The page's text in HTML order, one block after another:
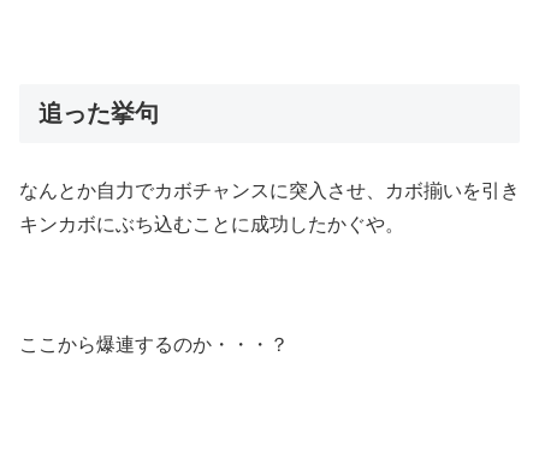
追った挙句
なんとか自力でカボチャンスに突入させ、カボ揃いを引き
キンカボにぶち込むことに成功したかぐや。
ここから爆連するのか・・・？